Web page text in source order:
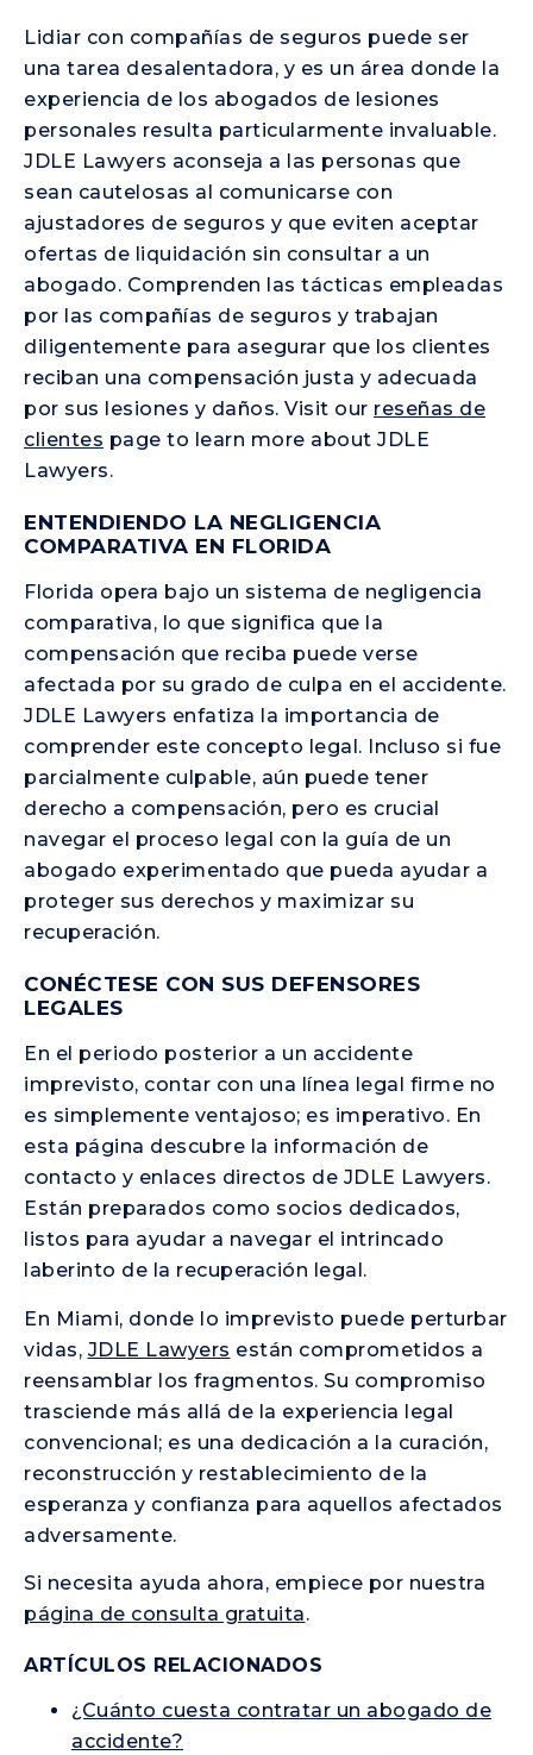
Lidiar con compañías de seguros puede ser
una tarea desalentadora, y es un área donde la
experiencia de los abogados de lesiones
personales resulta particularmente invaluable.
JDLE Lawyers aconseja a las personas que
sean cautelosas al comunicarse con
ajustadores de seguros y que eviten aceptar
ofertas de liquidación sin consultar a un
abogado. Comprenden las tácticas empleadas
por las compañías de seguros y trabajan
diligentemente para asegurar que los clientes
reciban una compensación justa y adecuada
por sus lesiones y daños. Visit our reseñas de
clientes page to learn more about JDLE
Lawyers.
ENTENDIENDO LA NEGLIGENCIA
COMPARATIVA EN FLORIDA
Florida opera bajo un sistema de negligencia
comparativa, lo que significa que la
compensación que reciba puede verse
afectada por su grado de culpa en el accidente.
JDLE Lawyers enfatiza la importancia de
comprender este concepto legal. Incluso si fue
parcialmente culpable, aún puede tener
derecho a compensación, pero es crucial
navegar el proceso legal con la guía de un
abogado experimentado que pueda ayudar a
proteger sus derechos y maximizar su
recuperación.
CONÉCTESE CON SUS DEFENSORES
LEGALES
En el periodo posterior a un accidente
imprevisto, contar con una línea legal firme no
es simplemente ventajoso; es imperativo. En
esta página descubre la información de
contacto y enlaces directos de JDLE Lawyers.
Están preparados como socios dedicados,
listos para ayudar a navegar el intrincado
laberinto de la recuperación legal.
En Miami, donde lo imprevisto puede perturbar
vidas, JDLE Lawyers están comprometidos a
reensamblar los fragmentos. Su compromiso
trasciende más allá de la experiencia legal
convencional; es una dedicación a la curación,
reconstrucción y restablecimiento de la
esperanza y confianza para aquellos afectados
adversamente.
Si necesita ayuda ahora, empiece por nuestra
página de consulta gratuita.
ARTÍCULOS RELACIONADOS
¿Cuánto cuesta contratar un abogado de
accidente?